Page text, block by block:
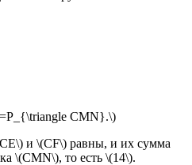
CMN}.\)
и \(CF\) равны, и их сумма
\(CMN\), то есть \(14\).